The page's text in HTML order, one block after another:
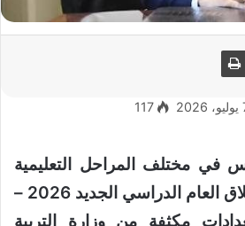
117
في مختلف المراحل التعليمية
نحو 65 يومًا عن انطلاق العام الدراسي الجديد 2026 –
مكثفة من وزارة التربية